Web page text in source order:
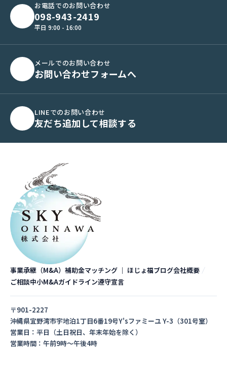
お電話でのお問い合わせ
098-943-2419
平日 9:00 - 16:00
メールでのお問い合わせ
お問い合わせフォームへ
LINEでのお問い合わせ
友だち追加して相談する
事業承継（M&A） 補助金マッチング ｜ ほじょ福ブログ会社概要
ご相談中小M&Aガイドライン遵守宣言
〒901-2227
沖縄県宜野湾市宇地泊1丁目6番19号Y'sファミーユ Y-3（301号室）
営業日：平日（土日祝日、年末年始を除く）
営業時間：午前9時～午後4時